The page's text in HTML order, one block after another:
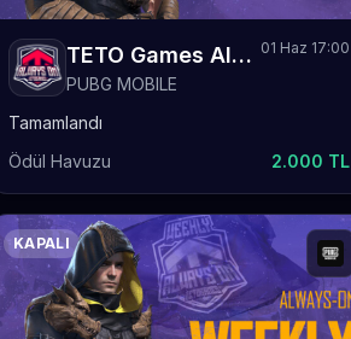
TETO Games Always-ON PUBG Mobile Weekly 79
PUBG MOBILE
01 Haz 17:00
Tamamlandı
Ödül Havuzu
2.000 TL
KAPALI